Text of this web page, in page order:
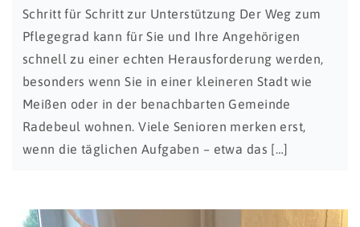
Schritt für Schritt zur Unterstützung Der Weg zum
Pflegegrad kann für Sie und Ihre Angehörigen
schnell zu einer echten Herausforderung werden,
besonders wenn Sie in einer kleineren Stadt wie
Meißen oder in der benachbarten Gemeinde
Radebeul wohnen. Viele Senioren merken erst,
wenn die täglichen Aufgaben – etwa das […]